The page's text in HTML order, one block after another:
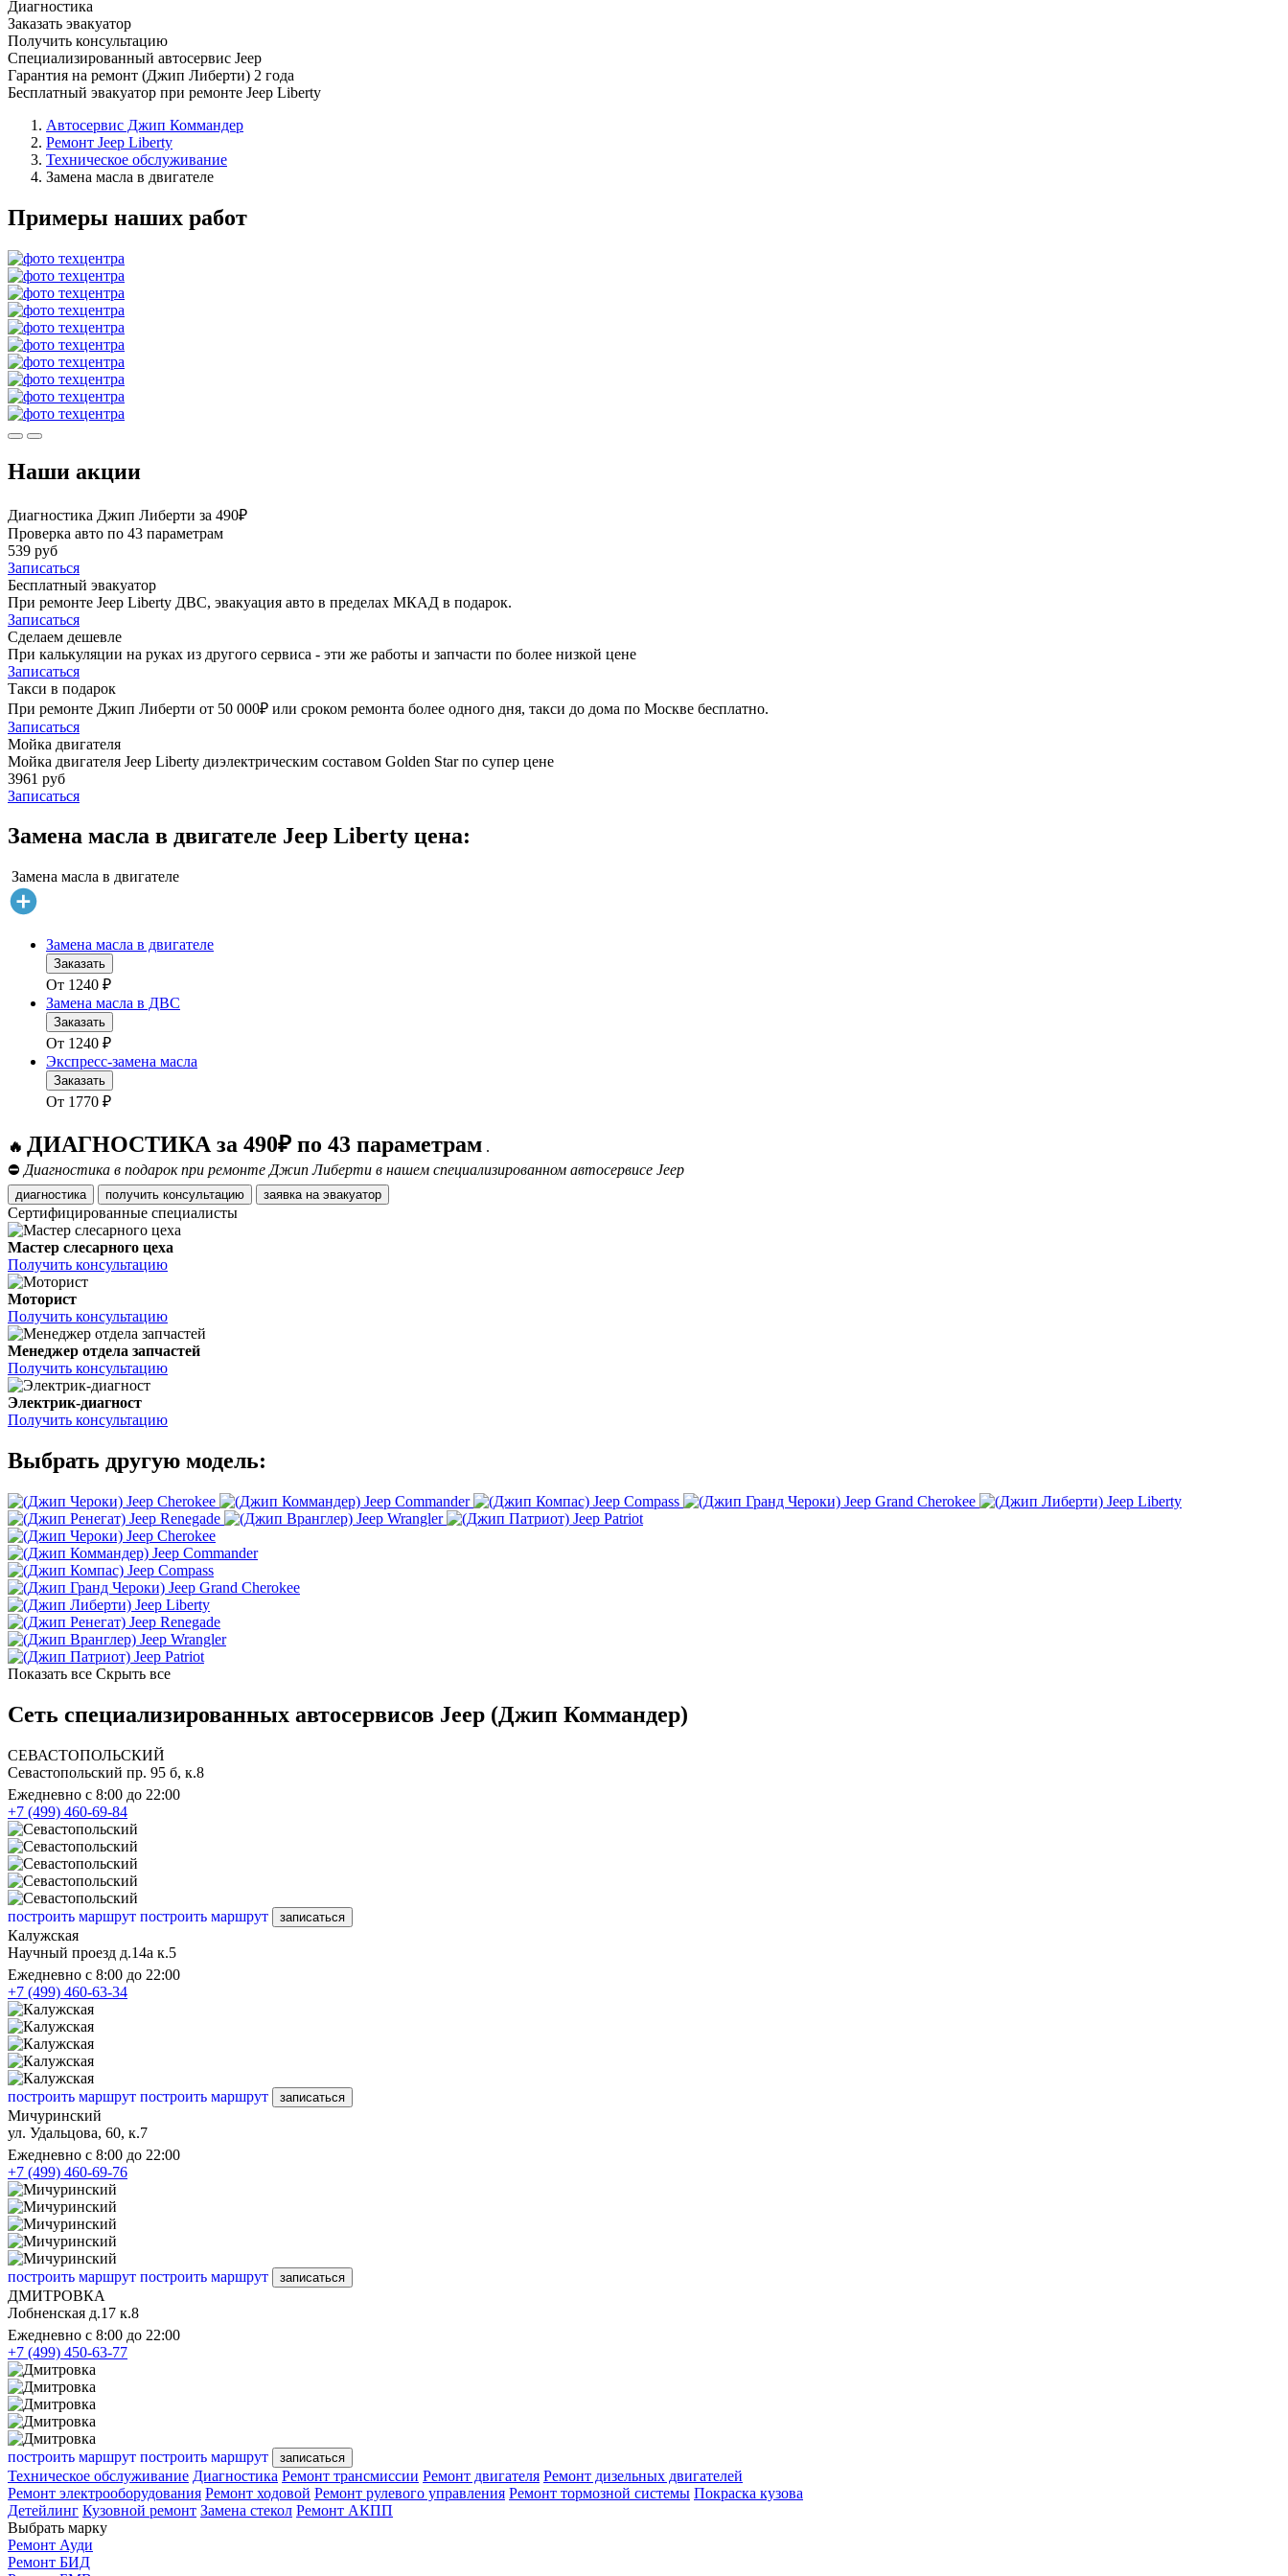
Диагностика
Заказать эвакуатор
Получить консультацию
Специализированный автосервис Jeep
Гарантия на ремонт (Джип Либерти) 2 года
Бесплатный эвакуатор при ремонте Jeep Liberty
Автосервис Джип Коммандер
Ремонт Jeep Liberty
Техническое обслуживание
Замена масла в двигателе
Примеры наших работ
Наши акции
Диагностика Джип Либерти за 490₽
Проверка авто по 43 параметрам
539 руб
Записаться
Бесплатный эвакуатор
При ремонте Jeep Liberty ДВС, эвакуация авто в пределах МКАД в подарок.
Записаться
Сделаем дешевле
При калькуляции на руках из другого сервиса - эти же работы и запчасти по более низкой цене
Записаться
Такси в подарок
При ремонте Джип Либерти от 50 000₽ или сроком ремонта более одного дня, такси до дома по Москве бесплатно.
Записаться
Мойка двигателя
Мойка двигателя Jeep Liberty диэлектрическим составом Golden Star по супер цене
3961 руб
Записаться
Замена масла в двигателе Jeep Liberty цена:
Замена масла в двигателе
Замена масла в двигателе
Заказать
От 1240 ₽
Замена масла в ДВС
Заказать
От 1240 ₽
Экспресс-замена масла
Заказать
От 1770 ₽
🔥 ДИАГНОСТИКА за 490₽ по 43 параметрам .
⛔ Диагностика в подарок при ремонте Джип Либерти в нашем специализированном автосервисе Jeep
диагностика получить консультацию заявка на эвакуатор
Сертифицированные специалисты
Мастер слесарного цеха
Получить консультацию
Моторист
Получить консультацию
Менеджер отдела запчастей
Получить консультацию
Электрик-диагност
Получить консультацию
Выбрать другую модель:
Jeep Cherokee Jeep Commander Jeep Compass Jeep Grand Cherokee
Jeep Liberty
Jeep Renegade
Jeep Wrangler
Jeep Patriot
Jeep Cherokee
Jeep Commander
Jeep Compass
Jeep Grand Cherokee
Jeep Liberty
Jeep Renegade
Jeep Wrangler
Jeep Patriot
Показать все Скрыть все
Сеть специализированных автосервисов Jeep (Джип Коммандер)
СЕВАСТОПОЛЬСКИЙ
Севастопольский пр. 95 б, к.8
Ежедневно с 8:00 до 22:00
+7 (499) 460-69-84
построить маршрут построить маршрут записаться
Калужская
Научный проезд д.14а к.5
Ежедневно с 8:00 до 22:00
+7 (499) 460-63-34
построить маршрут построить маршрут записаться
Мичуринский
ул. Удальцова, 60, к.7
Ежедневно с 8:00 до 22:00
+7 (499) 460-69-76
построить маршрут построить маршрут записаться
ДМИТРОВКА
Лобненская д.17 к.8
Ежедневно с 8:00 до 22:00
+7 (499) 450-63-77
построить маршрут построить маршрут записаться
Техническое обслуживание Диагностика Ремонт трансмиссии Ремонт двигателя Ремонт дизельных двигателей
Ремонт электрооборудования Ремонт ходовой Ремонт рулевого управления Ремонт тормозной системы Покраска кузова
Детейлинг Кузовной ремонт Замена стекол Ремонт АКПП
Выбрать марку
Ремонт Ауди
Ремонт БИД